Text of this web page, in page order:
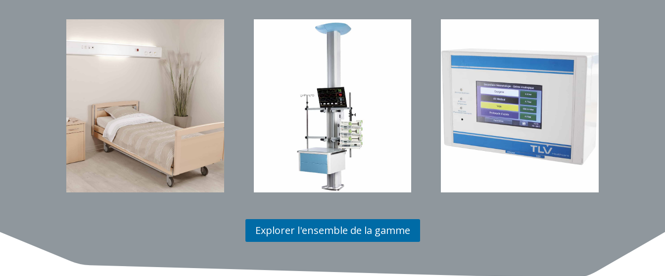
Explorer l'ensemble de la gamme